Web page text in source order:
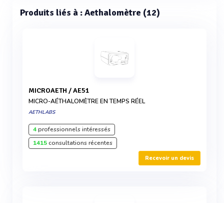
Produits liés à : Aethalomètre (12)
MICROAETH / AE51
MICRO-AÉTHALOMÈTRE EN TEMPS RÉEL
AETHLABS
4professionnels intéressés
1415consultations récentes
Recevoir un devis